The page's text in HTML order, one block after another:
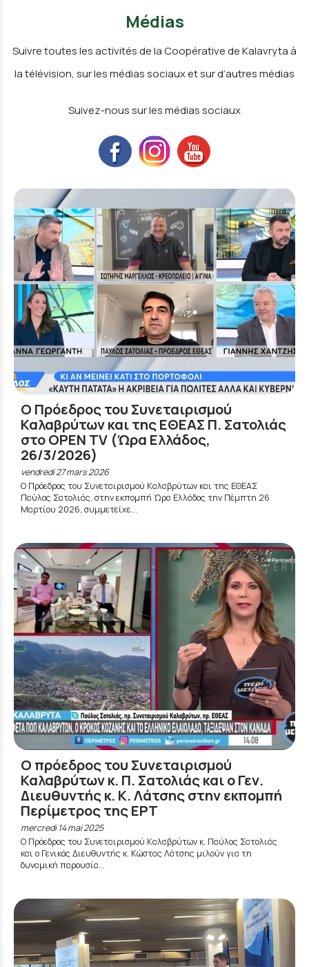
Médias
Suivre toutes les activités de la Coopérative de Kalavryta à
la télévision, sur les médias sociaux et sur d’autres médias
Suivez-nous sur les médias sociaux
Ο Πρόεδρος του Συνεταιρισμού
Καλαβρύτων και της ΕΘΕΑΣ Π. Σατολιάς
στο OPEN TV (Ώρα Ελλάδος,
26/3/2026)
vendredi 27 mars 2026
Ο Πρόεδρος του Συνεταιρισμού Καλαβρύτων και της ΕΘΕΑΣ
Παύλος Σατολιάς, στην εκπομπή Ώρα Ελλάδος την Πέμπτη 26
Μαρτίου 2026, συμμετείχε...
Ο πρόεδρος του Συνεταιρισμού
Καλαβρύτων κ. Π. Σατολιάς και ο Γεν.
Διευθυντής κ. Κ. Λάτσης στην εκπομπή
Περίμετρος της ΕΡΤ
mercredi 14 mai 2025
Ο Πρόεδρος του Συνεταιρισμού Καλαβρύτων κ. Παύλος Σατολιάς
και ο Γενικός Διευθυντής κ. Κώστας Λάτσης μιλούν για τη
δυναμική παρουσία...